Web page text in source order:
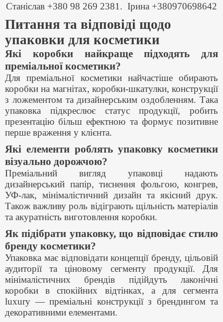
Станіслав +380 98 269 2381. Ірина +380970698642
Питання та відповіді щодо
упаковки для косметики
Які коробки найкраще підходять для
преміальної косметики?
Для преміальної косметики найчастіше обирають
коробки на магнітах, коробки-шкатулки, конструкції
з ложементом та дизайнерським оздобленням. Така
упаковка підкреслює статус продукції, робить
презентацію більш ефектною та формує позитивне
перше враження у клієнта.
Які елементи роблять упаковку косметики
візуально дорожчою?
Преміальний вигляд упаковці надають
дизайнерський папір, тиснення фольгою, конгрев,
УФ-лак, мінімалістичний дизайн та якісний друк.
Також важливу роль відіграють щільність матеріалів
та акуратність виготовлення коробки.
Як підібрати упаковку, що відповідає стилю
бренду косметики?
Упаковка має відповідати концепції бренду, цільовій
аудиторії та ціновому сегменту продукції. Для
мінімалістичних брендів підійдуть лаконічні
коробки в спокійних відтінках, а для сегмента
luxury — преміальні конструкції з брендингом та
декоративними елементами.